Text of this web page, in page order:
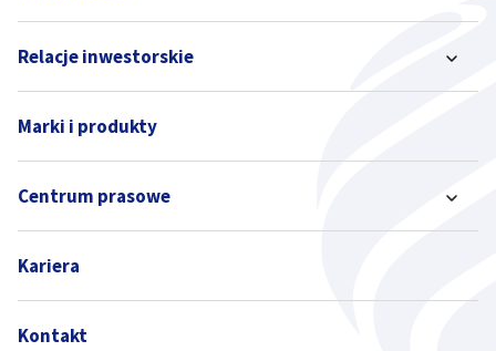
Relacje inwestorskie
Marki i produkty
Centrum prasowe
Kariera
Kontakt